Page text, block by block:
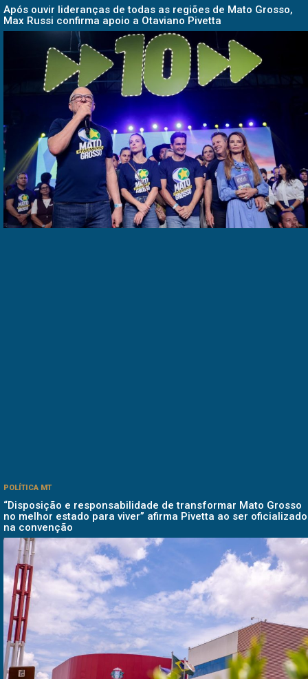
Após ouvir lideranças de todas as regiões de Mato Grosso,
Max Russi confirma apoio a Otaviano Pivetta
POLÍTICA MT
“Disposição e responsabilidade de transformar Mato Grosso
no melhor estado para viver” afirma Pivetta ao ser oficializado
na convenção